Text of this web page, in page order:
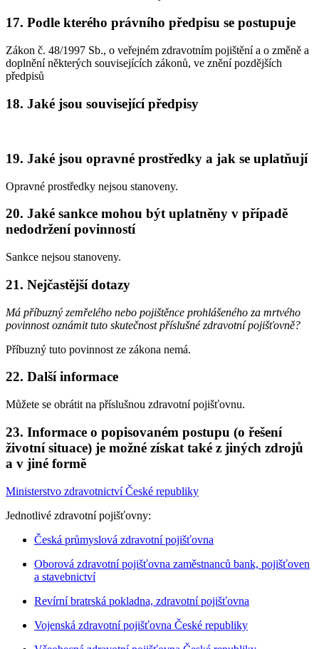
17. Podle kterého právního předpisu se postupuje
Zákon č. 48/1997 Sb., o veřejném zdravotním pojištění a o změně a
doplnění některých souvisejících zákonů, ve znění pozdějších
předpisů
18. Jaké jsou související předpisy
19. Jaké jsou opravné prostředky a jak se uplatňují
Opravné prostředky nejsou stanoveny.
20. Jaké sankce mohou být uplatněny v případě
nedodržení povinností
Sankce nejsou stanoveny.
21. Nejčastější dotazy
Má příbuzný zemřelého nebo pojištěnce prohlášeného za mrtvého
povinnost oznámit tuto skutečnost příslušné zdravotní pojišťovně?
Příbuzný tuto povinnost ze zákona nemá.
22. Další informace
Můžete se obrátit na příslušnou zdravotní pojišťovnu.
23. Informace o popisovaném postupu (o řešení
životní situace) je možné získat také z jiných zdrojů
a v jiné formě
Ministerstvo zdravotnictví České republiky
Jednotlivé zdravotní pojišťovny:
Česká průmyslová zdravotní pojišťovna
Oborová zdravotní pojišťovna zaměstnanců bank, pojišťoven
a stavebnictví
Revírní bratrská pokladna, zdravotní pojišťovna
Vojenská zdravotní pojišťovna České republiky